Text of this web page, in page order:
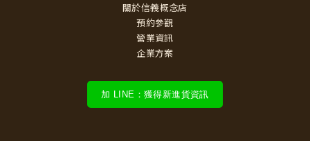
關於信義概念店
預約參觀
營業資訊
企業方案
加 LINE：獲得新進貨資訊